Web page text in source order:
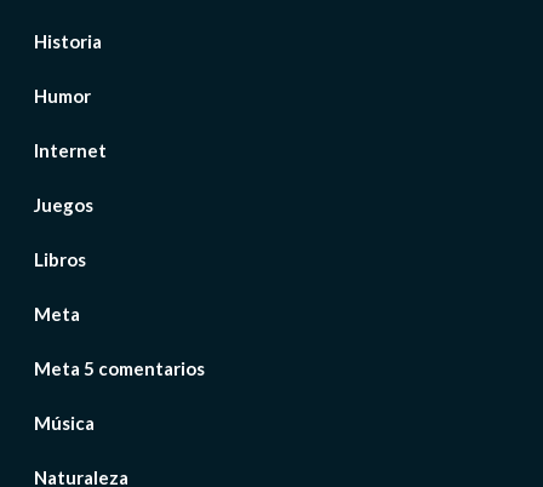
Historia
Humor
Internet
Juegos
Libros
Meta
Meta 5 comentarios
Música
Naturaleza